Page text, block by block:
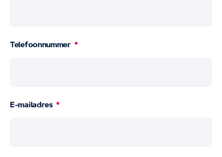
Telefoonnummer
E-mailadres